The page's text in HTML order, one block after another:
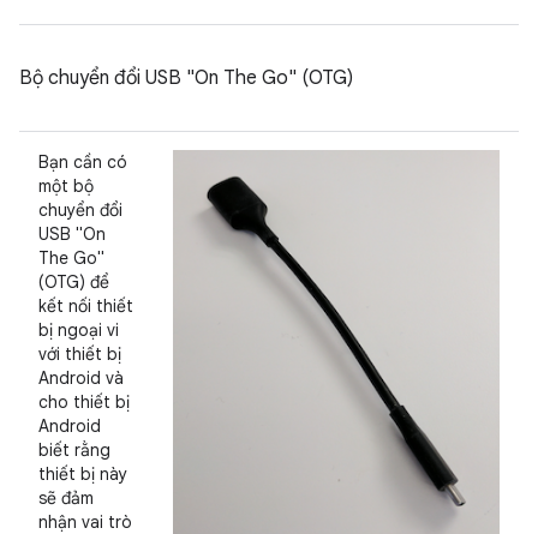
Bộ chuyển đổi USB "On The Go" (OTG)
Bạn cần có
một bộ
chuyển đổi
USB "On
The Go"
(OTG) để
kết nối thiết
bị ngoại vi
với thiết bị
Android và
cho thiết bị
Android
biết rằng
thiết bị này
sẽ đảm
nhận vai trò